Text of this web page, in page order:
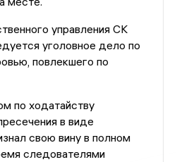
управления СК
уголовное дело по
повлекшего по
по ходатайству
в виде
свою вину в полном
следователями